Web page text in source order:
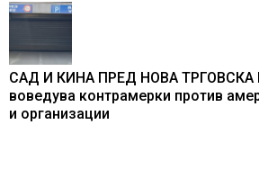
САД И КИНА ПРЕД НОВА ТРГОВСКА
воведува контрамерки против
и организации